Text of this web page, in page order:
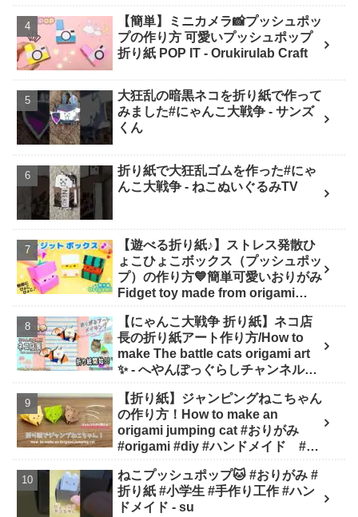
【簡単】ミニカメラ📸プッシュポッ
プの作り方 可愛いプッシュポップ
折り紙 POP IT - Orukirulab Craft
大狂乱の暗黒ネコを折り紙で作って
みました#にゃんこ大戦争 - サンズ
くん
折り紙で大狂乱ゴムを作った#にゃ
んこ大戦争 - ねこぬいぐるみTV
【遊べる折り紙♪】ストレス発散ひ
ょこひょこボックス（プッシュポッ
プ）の作り方💙簡単可愛いおりがみ
Fidget toy made from origami
SodaCatOrigami 楽しい折り紙♪
【にゃんこ大戦争 折り紙】ネコ店
長の折り紙アート作り方/How to
make The battle cats origami art
✨️ - へやんぽっぐらしチャンネル
character origami)】
【折り紙】ジャンピングねこちゃん
の作り方！How to make an
origami jumping cat #おりがみ
#origami #diy #ハンドメイド #工
ねこプッシュポップ🐱 #おりがみ #
折り紙 #小学生 #手作り工作 #ハン
ドメイド - su